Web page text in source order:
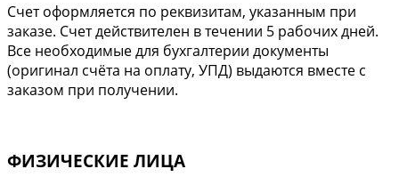
Cчет оформляется по реквизитам, указанным при
заказе. Счет действителен в течении 5 рабочих дней.
Все необходимые для бухгалтерии документы
(оригинал счёта на оплату, УПД) выдаются вместе с
заказом при получении.
ФИЗИЧЕСКИЕ ЛИЦА